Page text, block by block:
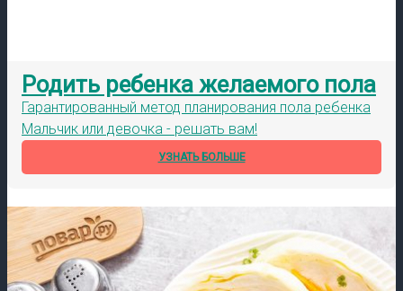
Родить ребенка желаемого пола
Гарантированный метод планирования пола ребенка
Мальчик или девочка - решать вам!
УЗНАТЬ БОЛЬШЕ